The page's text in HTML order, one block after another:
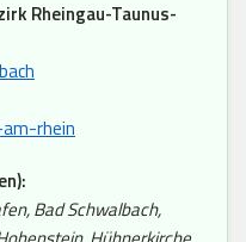
Rheingau-Taunus-
rhein
Bad Schwalbach,